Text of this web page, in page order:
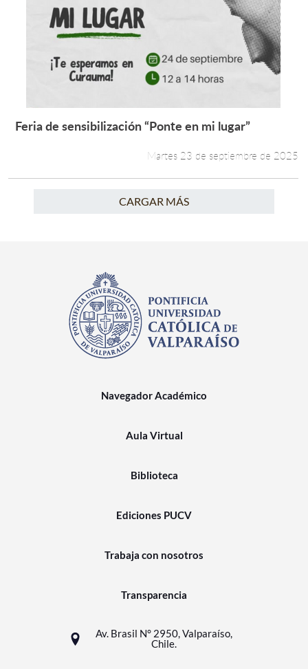
Leer más +
Feria de sensibilización “Ponte en mi lugar”
Martes 23 de septiembre de 2025
CARGAR MÁS
Navegador Académico
Aula Virtual
Biblioteca
Ediciones PUCV
Trabaja con nosotros
Transparencia
Av. Brasil N° 2950, Valparaíso,
Chile.